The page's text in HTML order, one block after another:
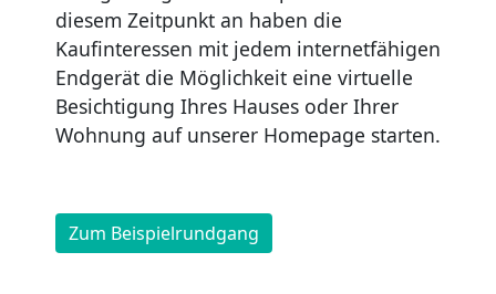
diesem Zeitpunkt an haben die
Kaufinteressen mit jedem internetfähigen
Endgerät die Möglichkeit eine virtuelle
Besichtigung Ihres Hauses oder Ihrer
Wohnung auf unserer Homepage starten.
Zum Beispielrundgang